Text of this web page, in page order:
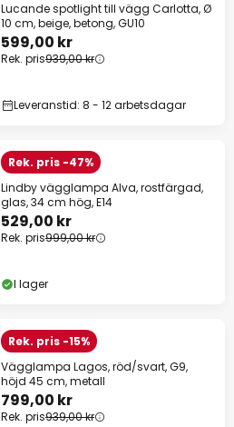
Lucande spotlight till vägg Carlotta, Ø
10 cm, beige, betong, GU10
599,00 kr
Rek. pris939,00 kr
Leveranstid: 8 - 12 arbetsdagar
Rek. pris -47%
Lindby vägglampa Alva, rostfärgad,
glas, 34 cm hög, E14
529,00 kr
Rek. pris999,00 kr
I lager
Rek. pris -15%
Vägglampa Lagos, röd/svart, G9,
höjd 45 cm, metall
799,00 kr
Rek. pris939,00 kr